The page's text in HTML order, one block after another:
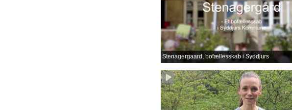
Stenagergaard, bofællesskab i Syddjurs